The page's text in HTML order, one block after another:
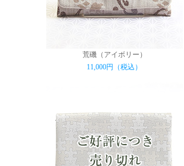
荒磯（アイボリー）
11,000円（税込）